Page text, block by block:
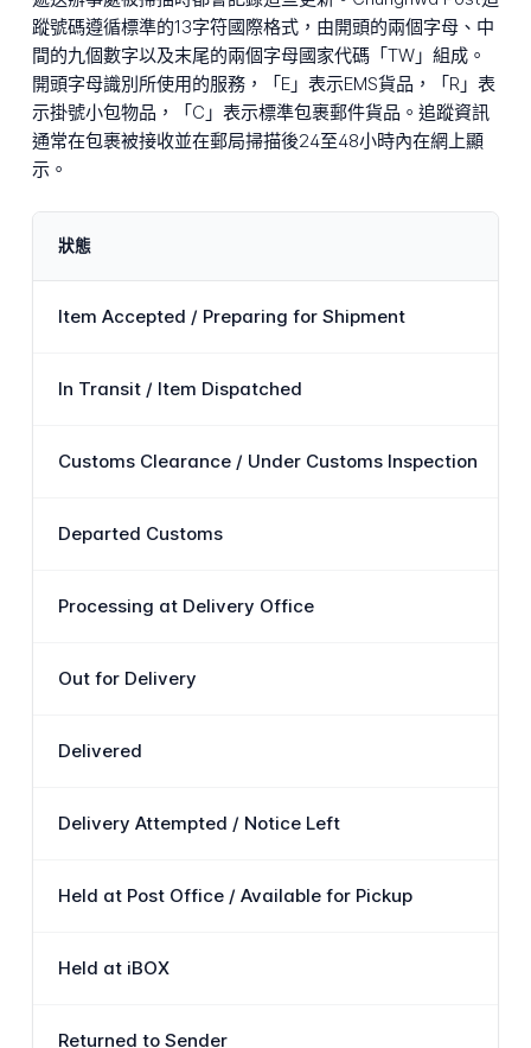
蹤號碼遵循標準的13字符國際格式，由開頭的兩個字母、中
間的九個數字以及末尾的兩個字母國家代碼「TW」組成。
開頭字母識別所使用的服務，「E」表示EMS貨品，「R」表
示掛號小包物品，「C」表示標準包裹郵件貨品。追蹤資訊
通常在包裹被接收並在郵局掃描後24至48小時內在網上顯
示。
狀態
Item Accepted / Preparing for Shipment
In Transit / Item Dispatched
Customs Clearance / Under Customs Inspection
Departed Customs
Processing at Delivery Office
Out for Delivery
Delivered
Delivery Attempted / Notice Left
Held at Post Office / Available for Pickup
Held at iBOX
Returned to Sender